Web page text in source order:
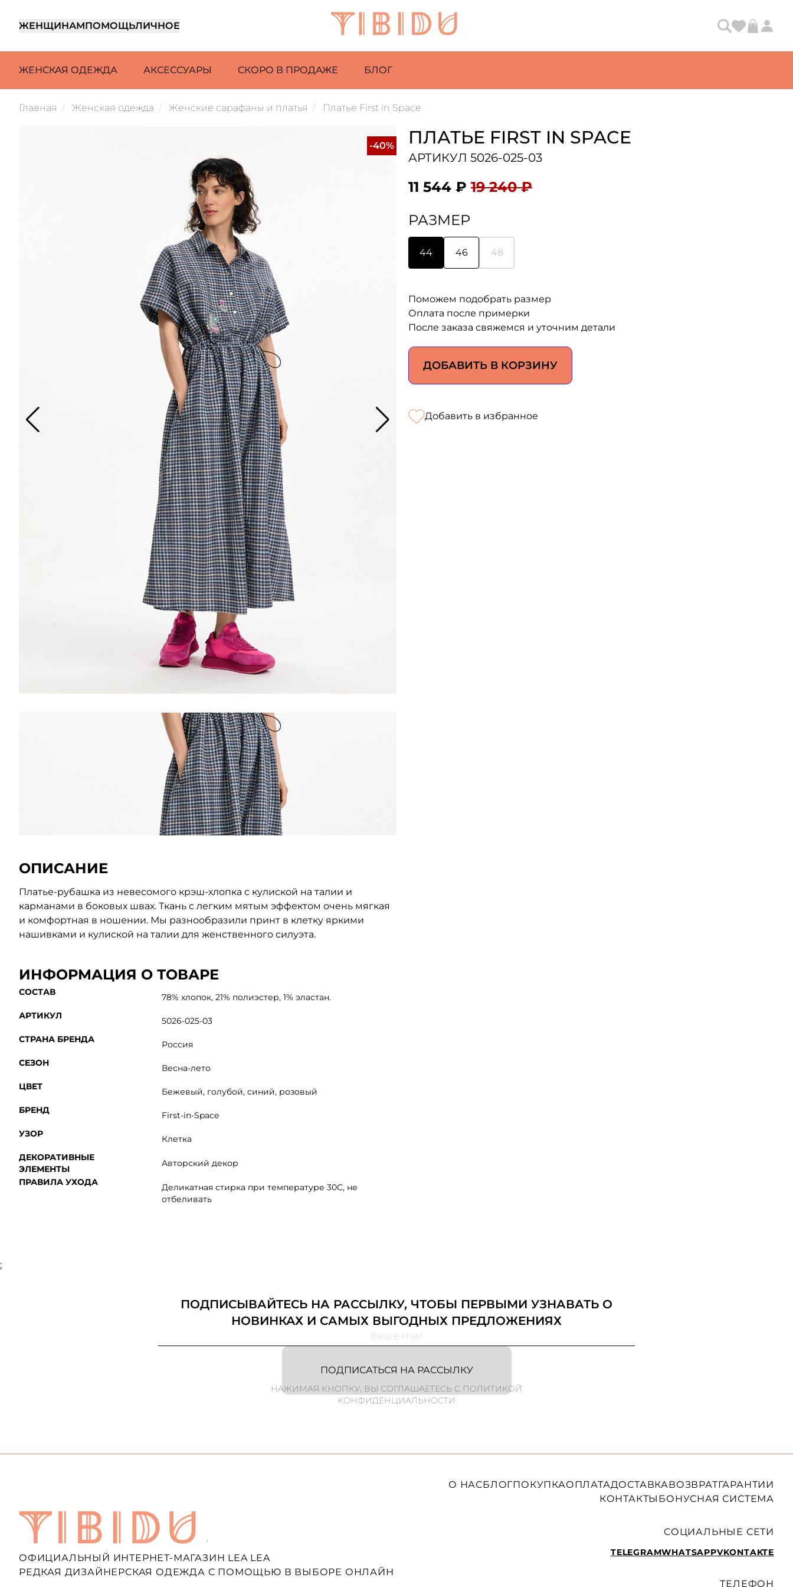
ЖЕНЩИНАМПОМОЩЬЛИЧНОЕ
ЖЕНСКАЯ ОДЕЖДА АКСЕССУАРЫ СКОРО В ПРОДАЖЕ БЛОГ
Главная Женская одежда Женские сарафаны и платья Платье First in Space
-40% ПЛАТЬЕ FIRST IN SPACE
АРТИКУЛ 5026-025-03
11 544 ₽ 19 240 ₽
РАЗМЕР
44 46 48
Поможем подобрать размер
Оплата после примерки
После заказа свяжемся и уточним детали
ДОБАВИТЬ В КОРЗИНУ
Добавить в избранное
ОПИСАНИЕ
Платье-рубашка из невесомого крэш-хлопка с кулиской на талии и
карманами в боковых швах. Ткань с легким мятым эффектом очень мягкая
и комфортная в ношении. Мы разнообразили принт в клетку яркими
нашивками и кулиской на талии для женственного силуэта.
ИНФОРМАЦИЯ О ТОВАРЕ
СОСТАВ
78% хлопок, 21% полиэстер, 1% эластан.
АРТИКУЛ
5026-025-03
СТРАНА БРЕНДА
Россия
СЕЗОН
Весна-лето
ЦВЕТ
Бежевый, голубой, синий, розовый
БРЕНД
First-in-Space
УЗОР
Клетка
ДЕКОРАТИВНЫЕ
ЭЛЕМЕНТЫ
Авторский декор
ПРАВИЛА УХОДА
Деликатная стирка при температуре 30С, не
отбеливать
;
ПОДПИСЫВАЙТЕСЬ НА РАССЫЛКУ, ЧТОБЫ ПЕРВЫМИ УЗНАВАТЬ О
НОВИНКАХ И САМЫХ ВЫГОДНЫХ ПРЕДЛОЖЕНИЯХ
ПОДПИСАТЬСЯ НА РАССЫЛКУ
НАЖИМАЯ КНОПКУ, ВЫ СОГЛАШАЕТЕСЬ С ПОЛИТИКОЙ
КОНФИДЕНЦИАЛЬНОСТИ
ОФИЦИАЛЬНЫЙ ИНТЕРНЕТ-МАГАЗИН LEA LEA
РЕДКАЯ ДИЗАЙНЕРСКАЯ ОДЕЖДА С ПОМОЩЬЮ В ВЫБОРЕ ОНЛАЙН
О НАСБЛОГПОКУПКАОПЛАТАДОСТАВКАВОЗВРАТГАРАНТИИ
КОНТАКТЫ БОНУСНАЯ СИСТЕМА
СОЦИАЛЬНЫЕ СЕТИ
TELEGRAMWHATSAPPVKONTAKTE
ТЕЛЕФОН